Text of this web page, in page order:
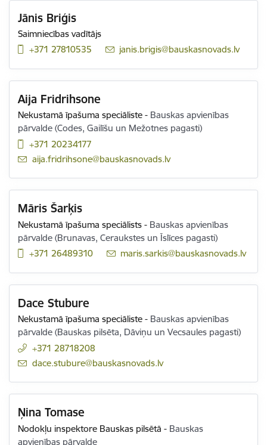
Jānis Briģis
Saimniecības vadītājs
+371 27810535
E-pasts:
janis.brigis@bauskasnovads.lv
Aija Fridrihsone
Nekustamā īpašuma speciāliste - Bauskas apvienības
pārvalde (Codes, Gailīšu un Mežotnes pagasti)
+371 20234177
E-pasts:
aija.fridrihsone@bauskasnovads.lv
Māris Šarķis
Nekustamā īpašuma speciālists - Bauskas apvienības
pārvalde (Brunavas, Ceraukstes un Īslīces pagasti)
+371 26489310
E-pasts:
maris.sarkis@bauskasnovads.lv
Dace Stubure
Nekustamā īpašuma speciāliste - Bauskas apvienības
pārvalde (Bauskas pilsēta, Dāviņu un Vecsaules pagasti)
+371 28718208
E-pasts:
dace.stubure@bauskasnovads.lv
Ņina Tomase
Nodokļu inspektore Bauskas pilsētā - Bauskas
apvienības pārvalde